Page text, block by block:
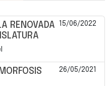
RENOVADA
15/06/2022
26/05/2021